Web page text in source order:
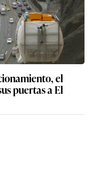
el
puertas a El